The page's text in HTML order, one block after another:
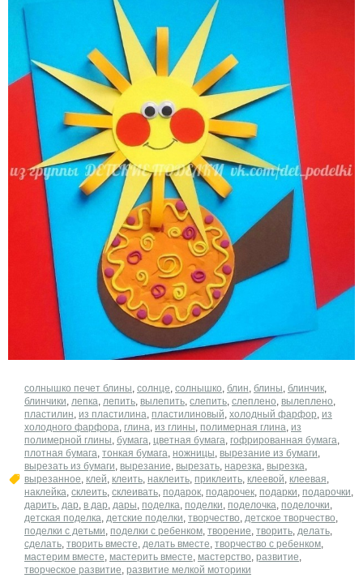
солнышко печет блины, солнце, солнышко, блин, блины, блинчик,
блинчики, лепка, лепить, вылепить, слепить, слеплено, вылеплено,
пластилин, из пластилина, пластилиновый, холодный фарфор, из
холодного фарфора, глина, из глины, полимерная глина, из
полимерной глины, бумага, цветная бумага, гофрированная бумага,
плотная бумага, тонкая бумага, ножницы, вырезание из бумаги,
вырезать из бумаги, вырезание, вырезать, нарезка, вырезка,
вырезанное, клей, клеить, наклеить, приклеить, клеевой, клеевая,
наклейка, склеить, склеивать, подарок, подарочек, подарки, подарочки,
дарить, дар, в дар, дары, поделка, поделки, поделочка, поделочки,
детская поделка, детские поделки, творчество, детское творчество,
поделки с детьми, поделки с ребенком, творение, творить, делать,
сделать, творить вместе, делать вместе, творчество с ребенком,
мастерим вместе, мастерить вместе, мастерство, развитие,
творческое развитие, развитие мелкой моторики